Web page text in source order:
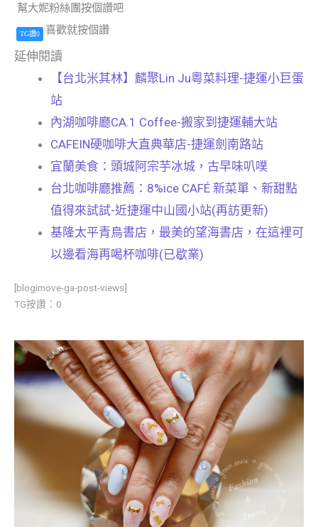
幫大妮粉絲團按個讚吧
TG讚0 喜歡就按個讚
延伸閱讀
【台北米其林】麟聚Lin Ju粵菜料理-捷運小巨蛋
站
內湖咖啡廳CA.1 Coffee-搬家到捷運輔大站
CAFEIN硬咖啡大直典華店-捷運劍南路站
宜蘭美食：頭城阿宗芋冰城，古早味叭噗
台北咖啡廳推薦：8%ice CAFÉ 新菜單、新甜點
值得來試試-近捷運中山國小站(再訪更新)
基隆太平青鳥書店，最美的望海書店，在這裡可
以邊看海再喝杯咖啡(已歇業)
[blogimove-ga-post-views]
TG按讚：0